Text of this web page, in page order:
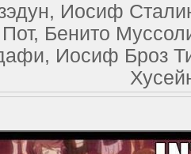
Иосиф
Бенито
Иосиф Броз